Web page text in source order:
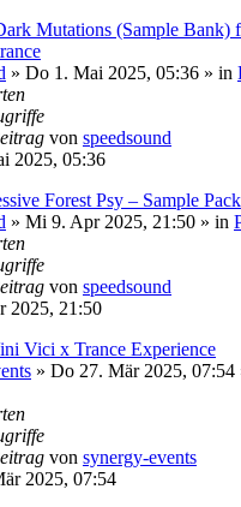
Mutations (Sample Bank)
» Do 1. Mai 2025, 05:36 » in
von speedsound
2025, 05:36
Forest Psy – Sample Pack
» Mi 9. Apr 2025, 21:50 » in
von speedsound
2025, 21:50
Vici x Trance Experience
» Do 27. Mär 2025, 07:54
von synergy-events
2025, 07:54